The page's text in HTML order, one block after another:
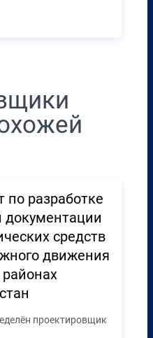
разработке
документации
средств
движения
проектировщик